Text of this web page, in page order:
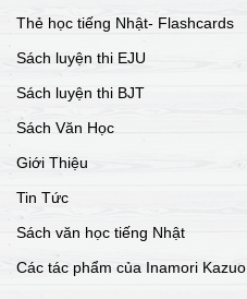
Thẻ học tiếng Nhật- Flashcards
Sách luyện thi EJU
Sách luyện thi BJT
Sách Văn Học
Giới Thiệu
Tin Tức
Sách văn học tiếng Nhật
Các tác phẩm của Inamori Kazuo